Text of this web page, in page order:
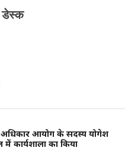
डेस्क
अधिकार आयोग के सदस्य योगेश
कार्यशाला का किया